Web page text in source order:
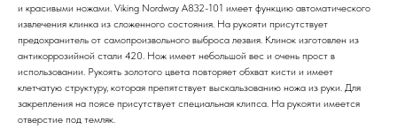
и красивыми ножами. Viking Nordway A832-101 имеет функцию автоматического
извлечения клинка из сложенного состояния. На рукояти присутствует
предохранитель от самопроизвольного выброса лезвия. Клинок изготовлен из
антикоррозийной стали 420. Нож имеет небольшой вес и очень прост в
использовании. Рукоять золотого цвета повторяет обхват кисти и имеет
клетчатую структуру, которая препятствует выскальзованию ножа из руки. Для
закрепления на поясе присутствует специальная клипса. На рукояти имеется
отверстие под темляк.